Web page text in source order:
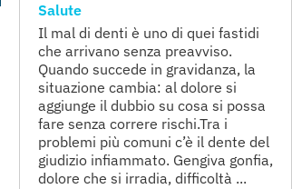
Salute
Il mal di denti è uno di quei fastidi
che arrivano senza preavviso.
Quando succede in gravidanza, la
situazione cambia: al dolore si
aggiunge il dubbio su cosa si possa
fare senza correre rischi.Tra i
problemi più comuni c’è il dente del
giudizio infiammato. Gengiva gonfia,
dolore che si irradia, difficoltà ...